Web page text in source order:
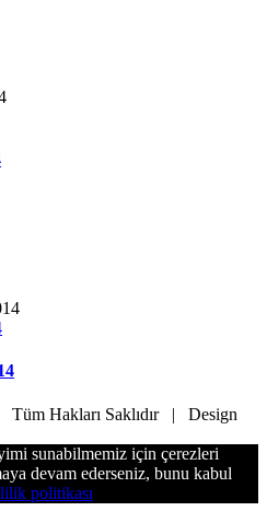
Tüm Hakları Saklıdır | Design
sunabilmemiz için çerezleri
devam ederseniz, bunu kabul
politikası